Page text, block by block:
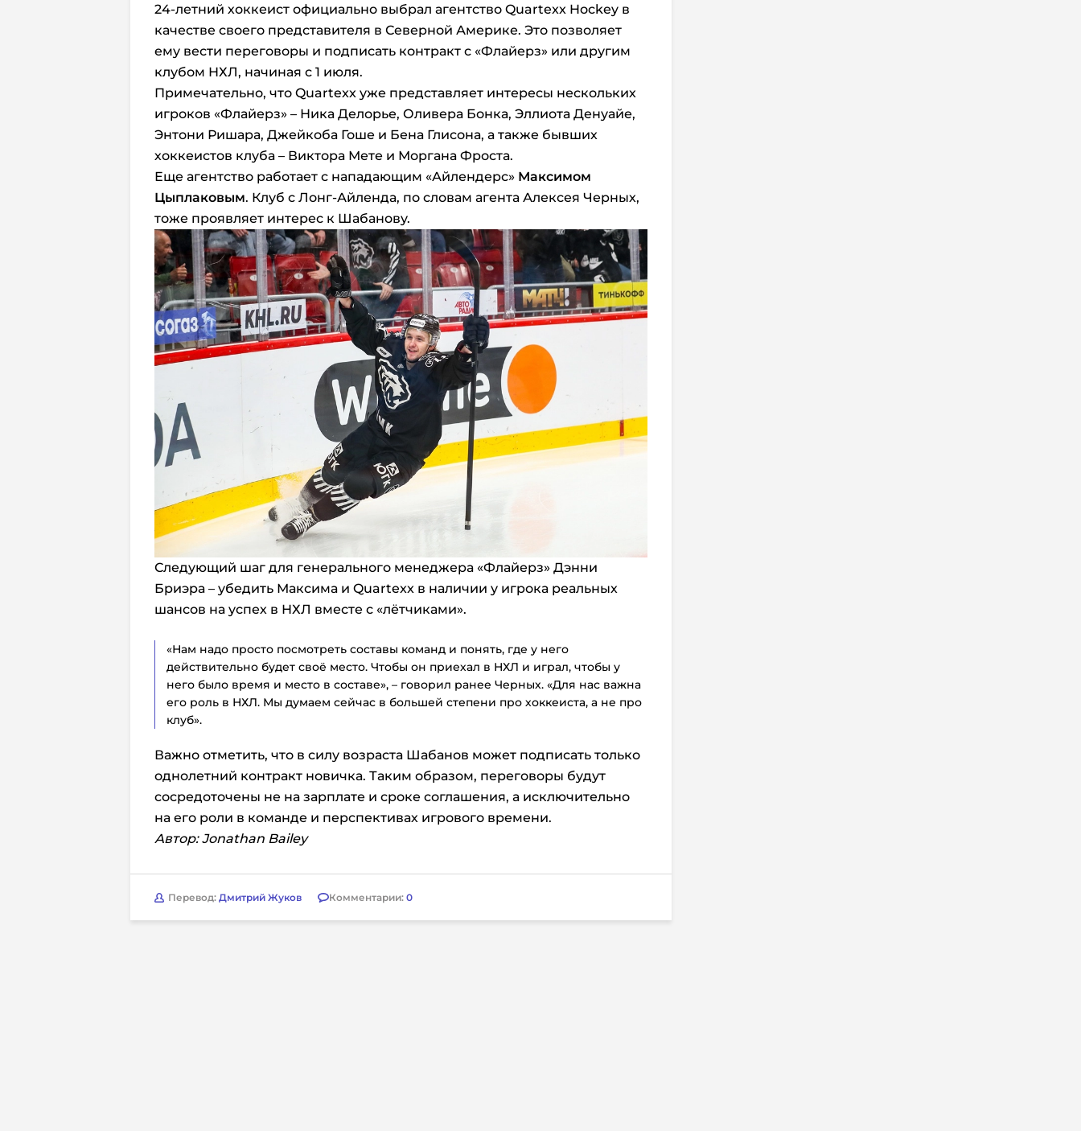
24-летний хоккеист официально выбрал агентство Quartexx Hockey в
качестве своего представителя в Северной Америке. Это позволяет
ему вести переговоры и подписать контракт с «Флайерз» или другим
клубом НХЛ, начиная с 1 июля.
Примечательно, что Quartexx уже представляет интересы нескольких
игроков «Флайерз» – Ника Делорье, Оливера Бонка, Эллиота Денуайе,
Энтони Ришара, Джейкоба Гоше и Бена Глисона, а также бывших
хоккеистов клуба – Виктора Мете и Моргана Фроста.
Еще агентство работает с нападающим «Айлендерс» Максимом
Цыплаковым. Клуб с Лонг-Айленда, по словам агента Алексея Черных,
тоже проявляет интерес к Шабанову.
Следующий шаг для генерального менеджера «Флайерз» Дэнни
Бриэра – убедить Максима и Quartexx в наличии у игрока реальных
шансов на успех в НХЛ вместе с «лётчиками».
«Нам надо просто посмотреть составы команд и понять, где у него
действительно будет своё место. Чтобы он приехал в НХЛ и играл, чтобы у
него было время и место в составе», – говорил ранее Черных. «Для нас важна
его роль в НХЛ. Мы думаем сейчас в большей степени про хоккеиста, а не про
клуб».
Важно отметить, что в силу возраста Шабанов может подписать только
однолетний контракт новичка. Таким образом, переговоры будут
сосредоточены не на зарплате и сроке соглашения, а исключительно
на его роли в команде и перспективах игрового времени.
Автор: Jonathan Bailey
Перевод: Дмитрий Жуков Комментарии: 0